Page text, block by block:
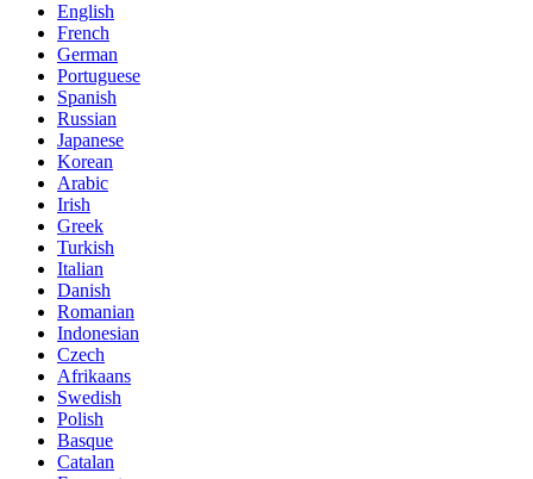
English
French
German
Portuguese
Spanish
Russian
Japanese
Korean
Arabic
Irish
Greek
Turkish
Italian
Danish
Romanian
Indonesian
Czech
Afrikaans
Swedish
Polish
Basque
Catalan